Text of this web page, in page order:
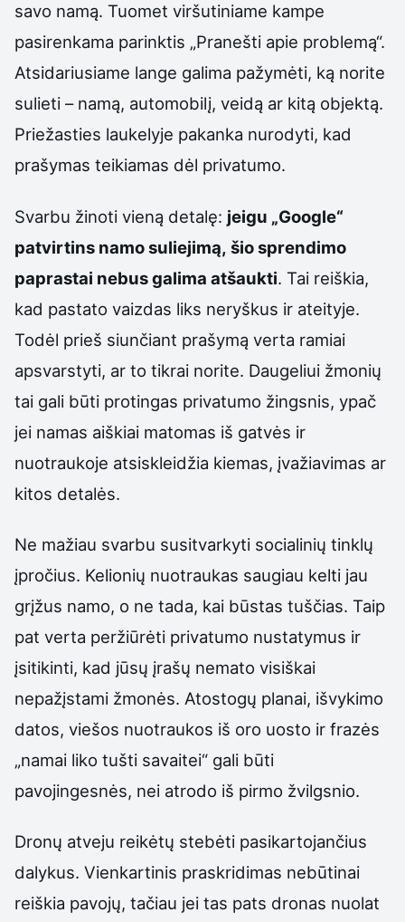
savo namą. Tuomet viršutiniame kampe
pasirenkama parinktis „Pranešti apie problemą“.
Atsidariusiame lange galima pažymėti, ką norite
sulieti – namą, automobilį, veidą ar kitą objektą.
Priežasties laukelyje pakanka nurodyti, kad
prašymas teikiamas dėl privatumo.
Svarbu žinoti vieną detalę: jeigu „Google“
patvirtins namo suliejimą, šio sprendimo
paprastai nebus galima atšaukti. Tai reiškia,
kad pastato vaizdas liks neryškus ir ateityje.
Todėl prieš siunčiant prašymą verta ramiai
apsvarstyti, ar to tikrai norite. Daugeliui žmonių
tai gali būti protingas privatumo žingsnis, ypač
jei namas aiškiai matomas iš gatvės ir
nuotraukoje atsiskleidžia kiemas, įvažiavimas ar
kitos detalės.
Ne mažiau svarbu susitvarkyti socialinių tinklų
įpročius. Kelionių nuotraukas saugiau kelti jau
grįžus namo, o ne tada, kai būstas tuščias. Taip
pat verta peržiūrėti privatumo nustatymus ir
įsitikinti, kad jūsų įrašų nemato visiškai
nepažįstami žmonės. Atostogų planai, išvykimo
datos, viešos nuotraukos iš oro uosto ir frazės
„namai liko tušti savaitei“ gali būti
pavojingesnės, nei atrodo iš pirmo žvilgsnio.
Dronų atveju reikėtų stebėti pasikartojančius
dalykus. Vienkartinis praskridimas nebūtinai
reiškia pavojų, tačiau jei tas pats dronas nuolat